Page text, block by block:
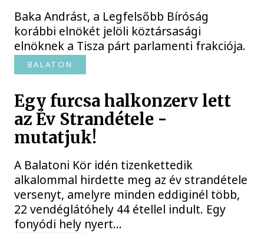
Baka Andrást, a Legfelsőbb Bíróság
korábbi elnökét jelöli köztársasági
elnöknek a Tisza párt parlamenti frakciója.
BALATON
Egy furcsa halkonzerv lett
az Év Strandétele -
mutatjuk!
A Balatoni Kör idén tizenkettedik
alkalommal hirdette meg az év strandétele
versenyt, amelyre minden eddiginél több,
22 vendéglátóhely 44 étellel indult. Egy
fonyódi hely nyert...